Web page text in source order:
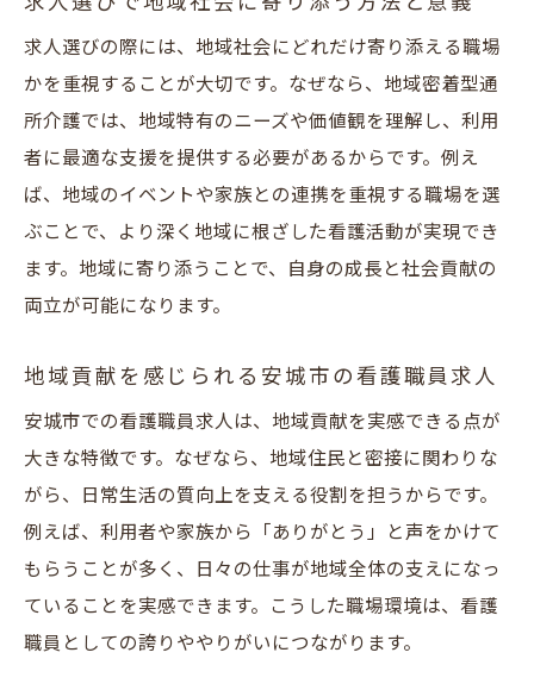
求人選びの際には、地域社会にどれだけ寄り添える職場
かを重視することが大切です。なぜなら、地域密着型通
所介護では、地域特有のニーズや価値観を理解し、利用
者に最適な支援を提供する必要があるからです。例え
ば、地域のイベントや家族との連携を重視する職場を選
ぶことで、より深く地域に根ざした看護活動が実現でき
ます。地域に寄り添うことで、自身の成長と社会貢献の
両立が可能になります。
地域貢献を感じられる安城市の看護職員求人
安城市での看護職員求人は、地域貢献を実感できる点が
大きな特徴です。なぜなら、地域住民と密接に関わりな
がら、日常生活の質向上を支える役割を担うからです。
例えば、利用者や家族から「ありがとう」と声をかけて
もらうことが多く、日々の仕事が地域全体の支えになっ
ていることを実感できます。こうした職場環境は、看護
職員としての誇りややりがいにつながります。